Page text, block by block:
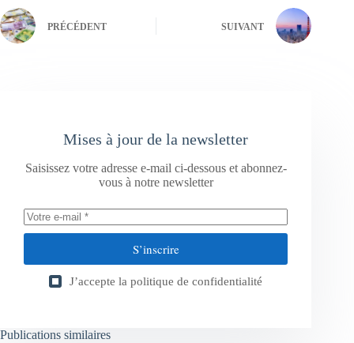
PRÉCÉDENT SUIVANT
Mises à jour de la newsletter
Saisissez votre adresse e-mail ci-dessous et abonnez-
vous à notre newsletter
S’inscrire
J’accepte la politique de confidentialité
Publications similaires